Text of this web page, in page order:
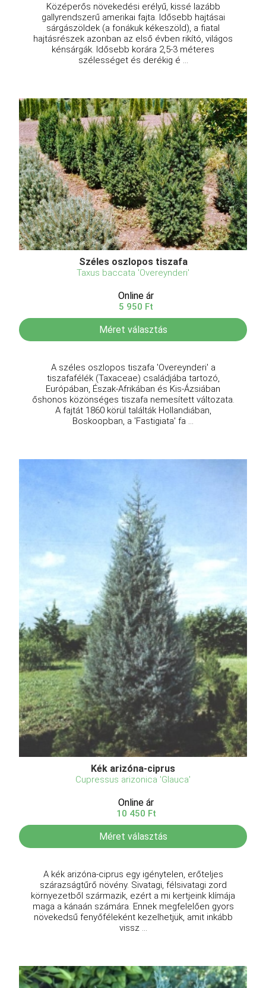
Középerős növekedési erélyű, kissé lazább
gallyrendszerű amerikai fajta. Idősebb hajtásai
sárgászöldek (a fonákuk kékeszöld), a fiatal
hajtásrészek azonban az első évben rikító, világos
kénsárgák. Idősebb korára 2,5-3 méteres
szélességet és derékig é ...
Széles oszlopos tiszafa
Taxus baccata 'Overeynderi'
Online ár
5 950 Ft
Méret választás
A széles oszlopos tiszafa 'Overeynderi' a
tiszafafélék (Taxaceae) családjába tartozó,
Európában, Észak-Afrikában és Kis-Ázsiában
őshonos közönséges tiszafa nemesített változata.
A fajtát 1860 körül találták Hollandiában,
Boskoopban, a 'Fastigiata' fa ...
Kék arizóna-ciprus
Cupressus arizonica 'Glauca'
Online ár
10 450 Ft
Méret választás
A kék arizóna-ciprus egy igénytelen, erőteljes
szárazságtűrő növény. Sivatagi, félsivatagi zord
környezetből származik, ezért a mi kertjeink klímája
maga a kánaán számára. Ennek megfelelően gyors
növekedsű fenyőféleként kezelhetjük, amit inkább
vissz ...